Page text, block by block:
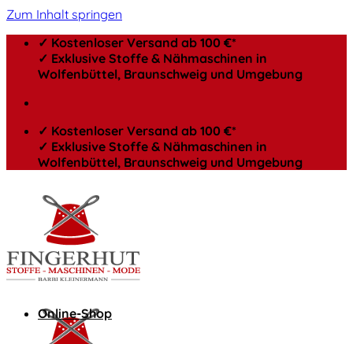
Zum Inhalt springen
✓ Kostenloser Versand ab 100 €*
✓ Exklusive Stoffe & Nähmaschinen in
Wolfenbüttel, Braunschweig und Umgebung
✓ Kostenloser Versand ab 100 €*
✓ Exklusive Stoffe & Nähmaschinen in
Wolfenbüttel, Braunschweig und Umgebung
Online-Shop